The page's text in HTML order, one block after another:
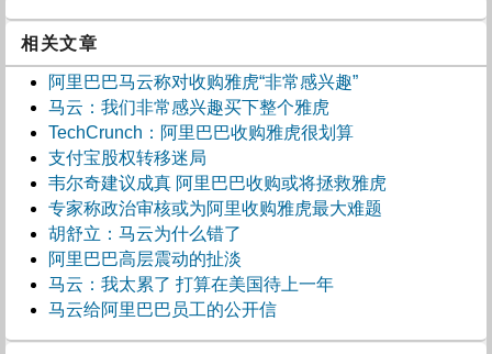
相关文章
阿里巴巴马云称对收购雅虎“非常感兴趣”
马云：我们非常感兴趣买下整个雅虎
TechCrunch：阿里巴巴收购雅虎很划算
支付宝股权转移迷局
韦尔奇建议成真 阿里巴巴收购或将拯救雅虎
专家称政治审核或为阿里收购雅虎最大难题
胡舒立：马云为什么错了
阿里巴巴高层震动的扯淡
马云：我太累了 打算在美国待上一年
马云给阿里巴巴员工的公开信